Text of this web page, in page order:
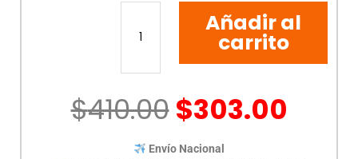
TWS
HELMET
930174
Añadir al
carrito
$410.00$303.00
Envío Nacional